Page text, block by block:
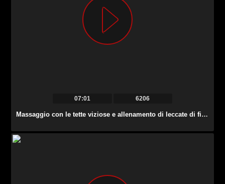
07:01 6206
Massaggio con le tette viziose e allenamento di leccate di figa davvero fantastico con Jenna Sativa.